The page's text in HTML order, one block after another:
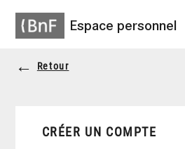
Espace personnel
Retour
CRÉER UN COMPTE